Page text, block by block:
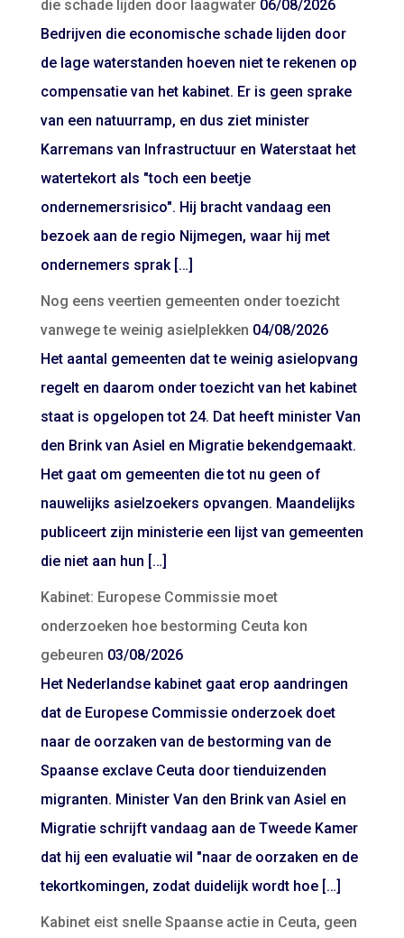
die schade lijden door laagwater 06/08/2026
Bedrijven die economische schade lijden door
de lage waterstanden hoeven niet te rekenen op
compensatie van het kabinet. Er is geen sprake
van een natuurramp, en dus ziet minister
Karremans van Infrastructuur en Waterstaat het
watertekort als "toch een beetje
ondernemersrisico". Hij bracht vandaag een
bezoek aan de regio Nijmegen, waar hij met
ondernemers sprak […]
Nog eens veertien gemeenten onder toezicht
vanwege te weinig asielplekken 04/08/2026
Het aantal gemeenten dat te weinig asielopvang
regelt en daarom onder toezicht van het kabinet
staat is opgelopen tot 24. Dat heeft minister Van
den Brink van Asiel en Migratie bekendgemaakt.
Het gaat om gemeenten die tot nu geen of
nauwelijks asielzoekers opvangen. Maandelijks
publiceert zijn ministerie een lijst van gemeenten
die niet aan hun […]
Kabinet: Europese Commissie moet
onderzoeken hoe bestorming Ceuta kon
gebeuren 03/08/2026
Het Nederlandse kabinet gaat erop aandringen
dat de Europese Commissie onderzoek doet
naar de oorzaken van de bestorming van de
Spaanse exclave Ceuta door tienduizenden
migranten. Minister Van den Brink van Asiel en
Migratie schrijft vandaag aan de Tweede Kamer
dat hij een evaluatie wil "naar de oorzaken en de
tekortkomingen, zodat duidelijk wordt hoe […]
Kabinet eist snelle Spaanse actie in Ceuta, geen